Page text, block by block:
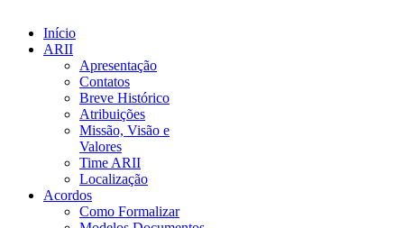
Início
ARII
Apresentação
Contatos
Breve Histórico
Atribuições
Missão, Visão e
Valores
Time ARII
Localização
Acordos
Como Formalizar